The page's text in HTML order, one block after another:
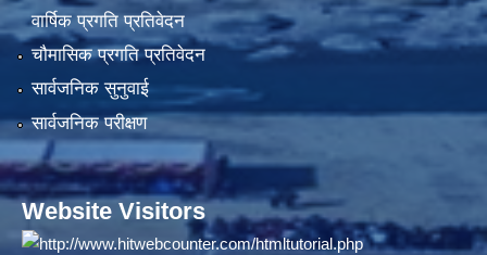
वार्षिक प्रगति प्रतिवेदन
चौमासिक प्रगति प्रतिवेदन
सार्वजनिक सुनुवाई
सार्वजनिक परीक्षण
Website Visitors